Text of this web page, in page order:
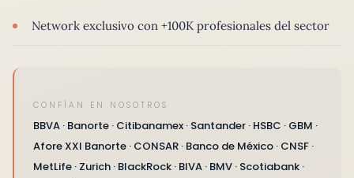
Network exclusivo con +100K profesionales del sector
CONFÍAN EN NOSOTROS
BBVA · Banorte · Citibanamex · Santander · HSBC · GBM ·
Afore XXI Banorte · CONSAR · Banco de México · CNSF ·
MetLife · Zurich · BlackRock · BIVA · BMV · Scotiabank ·